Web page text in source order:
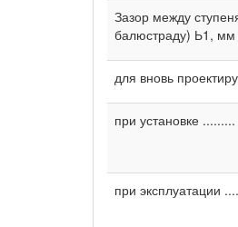
Зазор между
балюстраду) Ь1,
для вновь
при установке .........
при эксплуатации